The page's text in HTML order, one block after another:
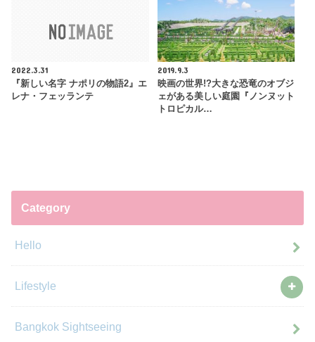
2022.3.31
『新しい名字 ナポリの物語2』エ
レナ・フェッランテ
2019.9.3
映画の世界!?大きな恐竜のオブジ
ェがある美しい庭園『ノンヌット
トロピカル…
Category
Hello
Lifestyle
Bangkok Sightseeing